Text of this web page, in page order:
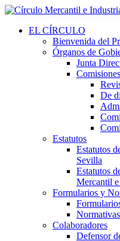
EL CÍRCULO
Bienvenida del
Órganos de
Junta
Comisiones
De
Estatutos
Estatutos
Sevilla
Estatutos
Mercantil
Formularios y
Normativas
Colaboradores
Defensor